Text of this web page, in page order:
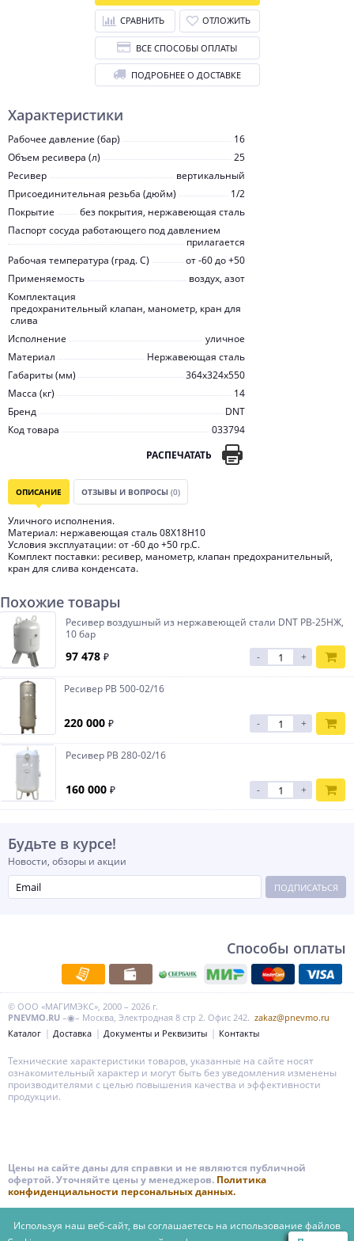
Характеристики
Рабочее давление (бар)
16
Объем ресивера (л)
25
Ресивер
вертикальный
Присоединительная резьба (дюйм)
1/2
Покрытие
без покрытия, нержавеющая сталь
Паспорт сосуда работающего под давлением
прилагается
Рабочая температура (град. C)
от -60 до +50
Применяемость
воздух, азот
Комплектация
предохранительный клапан, манометр, кран для
слива
Исполнение
уличное
Материал
Нержавеющая сталь
Габариты (мм)
364х324х550
Масса (кг)
14
Бренд
DNT
Код товара
033794
РАСПЕЧАТАТЬ
СРАВНИТЬ ОТЛОЖИТЬ
ВСЕ СПОСОБЫ ОПЛАТЫ
ПОДРОБНЕЕ О ДОСТАВКЕ
ОПИСАНИЕ ОТЗЫВЫ И ВОПРОСЫ (0)
Уличного исполнения.
Материал: нержавеющая сталь 08Х18Н10
Условия эксплуатации: от -60 до +50 гр.С.
Комплект поставки: ресивер, манометр, клапан предохранительный,
кран для слива конденсата.
Похожие товары
Ресивер воздушный из нержавеющей стали DNT РВ-25НЖ,
10 бар
97 478 ₽ - +
Ресивер РВ 500-02/16
220 000 ₽ - +
Ресивер РВ 280-02/16
160 000 ₽ - +
Будьте в курсе!
Новости, обзоры и акции
ПОДПИСАТЬСЯ
Способы оплаты
© ООО «МАГИМЭКС», 2000 – 2026 г.
PNEVMO.RU –◉– Москва, Электродная 8 стр 2. Офис 242. zakaz@pnevmo.ru
Каталог
Доставка Документы и Реквизиты Контакты
Технические характеристики товаров, указанные на сайте носят
ознакомительный характер и могут быть без уведомления изменены
производителями с целью повышения качества и эффективности
продукции.
Цены на сайте даны для справки и не являются публичной
офертой. Уточняйте цены у менеджеров. Политика
конфиденциальности персональных данных.
Используя наш веб-сайт, вы соглашаетесь на использование файлов